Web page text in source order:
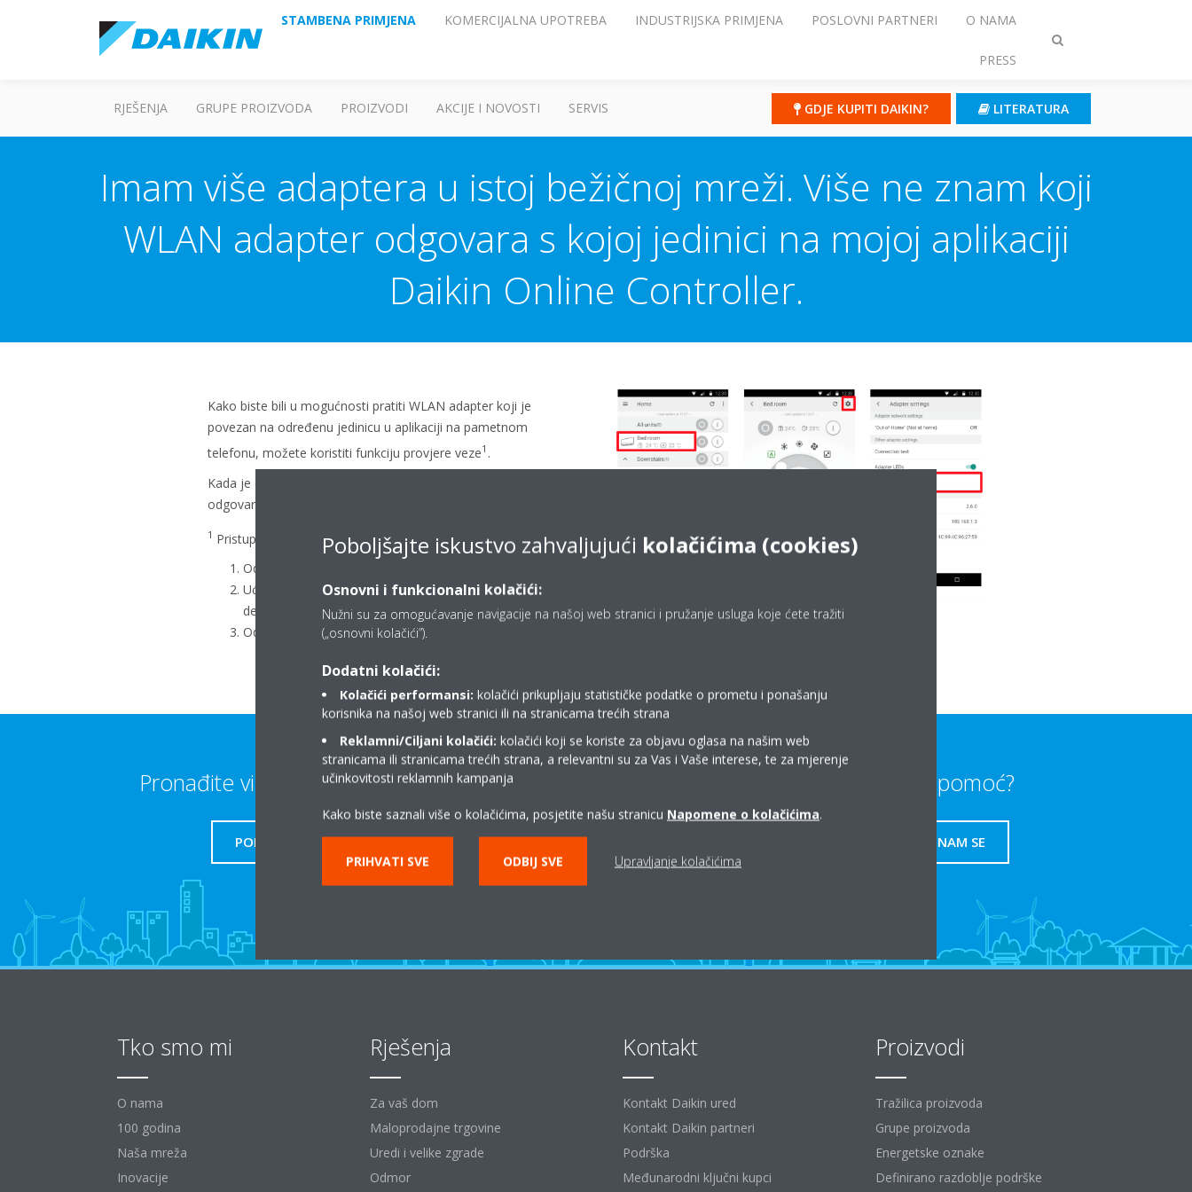
Prebaci
STAMBENA PRIMJENA KOMERCIJALNA UPOTREBA INDUSTRIJSKA PRIMJENA POSLOVNI PARTNERI O NAMA
PRESS
RJEŠENJA GRUPE PROIZVODA PROIZVODI AKCIJE I NOVOSTI SERVIS GDJE KUPITI DAIKIN? LITERATURA
Imam više adaptera u istoj bežičnoj mreži. Više ne znam koji
WLAN adapter odgovara s kojoj jedinici na mojoj aplikaciji
Daikin Online Controller.
Kako biste bili u mogućnosti pratiti WLAN adapter koji je
povezan na određenu jedinicu u aplikaciji na pametnom
telefonu, možete koristiti funkciju provjere veze1 .
Kada je ova funkcija omogućena, LED pokazatelj
odgovarajućeg WLAN adaptera će treptati oko 3 minute.
1 Pristup stavci „Connection test“ (Provjera veze):
Odaberite jedinicu u aplikaciji na pametnom telefonu.
Uđite u postavke adaptera (ikona „zupčanika“ u gornjem
desnom kutu).
Odaberite „Connection test“ (Provjera veze).
Pronađite više informacija
PODRŠKA
Gdje kupiti Daikin?
KONTAKT DAIKIN PARTNERI
Trebate li pomoć?
OBRATITE NAM SE
Tko smo mi
O nama
100 godina
Naša mreža
Inovacije
Rješenja
Za vaš dom
Maloprodajne trgovine
Uredi i velike zgrade
Odmor
Kontakt
Kontakt Daikin ured
Kontakt Daikin partneri
Podrška
Međunarodni ključni kupci
Proizvodi
Tražilica proizvoda
Grupe proizvoda
Energetske oznake
Definirano razdoblje podrške
Poboljšajte iskustvo zahvaljujući kolačićima (cookies)
Osnovni i funkcionalni kolačići:
Nužni su za omogućavanje navigacije na našoj web stranici i pružanje usluga koje ćete tražiti
(„osnovni kolačići”).
Dodatni kolačići:
Kolačići performansi: kolačići prikupljaju statističke podatke o prometu i ponašanju
korisnika na našoj web stranici ili na stranicama trećih strana
Reklamni/Ciljani kolačići: kolačići koji se koriste za objavu oglasa na našim web
stranicama ili stranicama trećih strana, a relevantni su za Vas i Vaše interese, te za mjerenje
učinkovitosti reklamnih kampanja
Kako biste saznali više o kolačićima, posjetite našu stranicu Napomene o kolačićima.
PRIHVATI SVE ODBIJ SVE Upravljanje kolačićima